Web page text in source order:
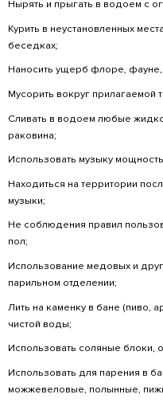
«Береговая»
Пирс «Панорама»
катамаран
ЗАПРЕЩАЕТСЯ:
∙ Справлять нужду
∙ Прыгать в водоем
∙ Курить в местах
на территории).
∙ Вредить